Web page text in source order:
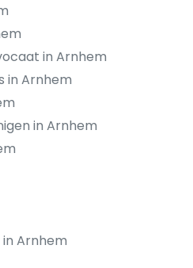
in Arnhem
in Arnhem
in Arnhem
Arnhem